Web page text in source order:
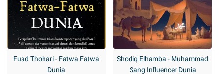
Fuad Thohari - Fatwa Fatwa
Dunia
Shodiq Elhamba - Muhammad
Sang Influencer Dunia